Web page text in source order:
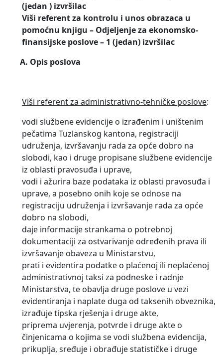
(jedan ) izvršilac
Viši referent za kontrolu i unos obrazaca u
pomoćnu knjigu – Odjeljenje za ekonomsko-
finansijske poslove – 1 (jedan) izvršilac
A. Opis poslova
Viši referent za administrativno-tehničke poslove:
vodi službene evidencije o izrađenim i uništenim
pečatima Tuzlanskog kantona, registraciji
udruženja, izvršavanju rada za opće dobro na
slobodi, kao i druge propisane službene evidencije
iz oblasti pravosuđa i uprave,
vodi i ažurira baze podataka iz oblasti pravosuđa i
uprave, a posebno onih koje se odnose na
registraciju udruženja i izvršavanje rada za opće
dobro na slobodi,
daje informacije strankama o potrebnoj
dokumentaciji za ostvarivanje određenih prava ili
izvršavanje obaveza u Ministarstvu,
prati i evidentira podatke o plaćenoj ili neplaćenoj
administrativnoj taksi za podneske i radnje
Ministarstva, te obavlja druge poslove u vezi
evidentiranja i naplate duga od taksenih obveznika,
izrađuje tipska rješenja i druge akte,
priprema uvjerenja, potvrde i druge akte o
činjenicama o kojima se vodi službena evidencija,
prikuplja, sređuje i obrađuje statističke i druge